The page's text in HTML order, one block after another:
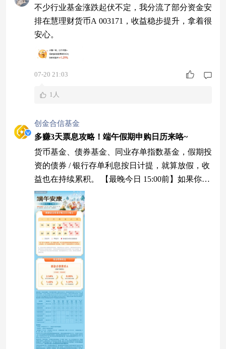
不少行业基金涨跌起伏不定，我分流了部分资金安
排在慧理财货币A 003171，收益稳步提升，拿着很
安心。
07-20 21:03
1人
创金合信基金
多赚3天票息攻略！端午假期申购日历来咯~
货币基金、债券基金、同业存单指数基金，假期投
资的债券 / 银行存单利息按日计提，就算放假，收
益也在持续累积。 【最晚今日 15:00前】如果你有
闲置资金，在6月17日 15:00之前买入创金货币基
金，连享3日票息。 风险提示：基金净值会受到市
场波动影响，具有不确定性，无法保证假期后收益
一定为正。市场有风险，投资须谨慎。 $创金合信
鑫日享短债债券E$ $创金合信货币E$ $创金合信中
证同业存单AAA